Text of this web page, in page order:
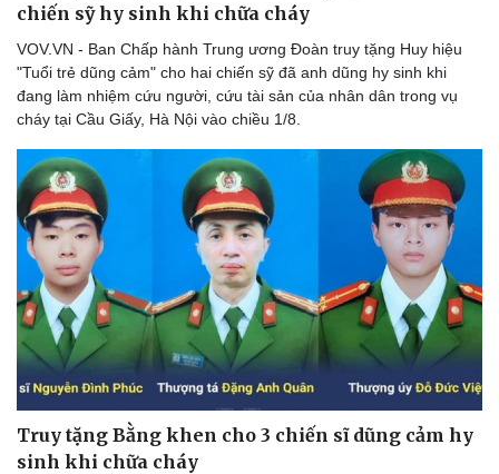
chiến sỹ hy sinh khi chữa cháy
VOV.VN - Ban Chấp hành Trung ương Đoàn truy tặng Huy hiệu
"Tuổi trẻ dũng cảm" cho hai chiến sỹ đã anh dũng hy sinh khi
đang làm nhiệm cứu người, cứu tài sản của nhân dân trong vụ
cháy tại Cầu Giấy, Hà Nội vào chiều 1/8.
Truy tặng Bằng khen cho 3 chiến sĩ dũng cảm hy
sinh khi chữa cháy